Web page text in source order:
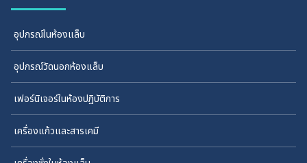
อุปกรณ์ในห้องแล็บ
อุปกรณ์วัดนอกห้องแล็บ
เฟอร์นิเจอร์ในห้องปฏิบัติการ
เครื่องแก้วและสารเคมี